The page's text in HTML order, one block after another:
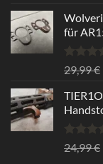
für
Bewertet
mit
von 5
29,99€
Bewertet
mit
24,99€